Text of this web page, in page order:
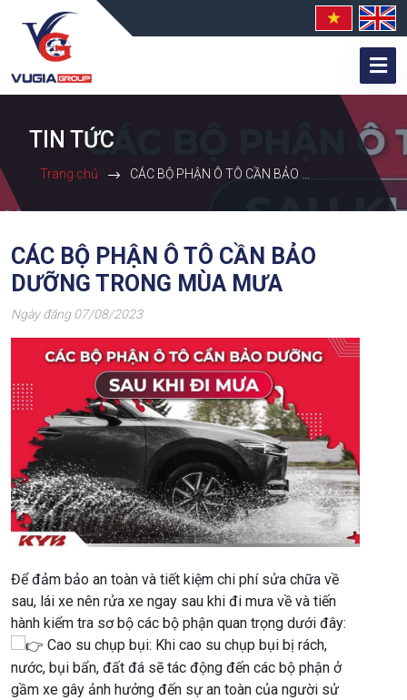
TIN TỨC
Trang chủ
CÁC BỘ PHẬN Ô TÔ CẦN BẢO
DƯỠNG TRONG MÙA MƯA
Ngày đăng 07/08/2023
Để đảm bảo an toàn và tiết kiệm chi phí sửa chữa về
sau, lái xe nên rửa xe ngay sau khi đi mưa về và tiến
hành kiểm tra sơ bộ các bộ phận quan trọng dưới đây:
Cao su chụp bụi: Khi cao su chụp bụi bị rách,
nước, bụi bẩn, đất đá sẽ tác động đến các bộ phận ở
gầm xe gây ảnh hưởng đến sự an toàn của người sử